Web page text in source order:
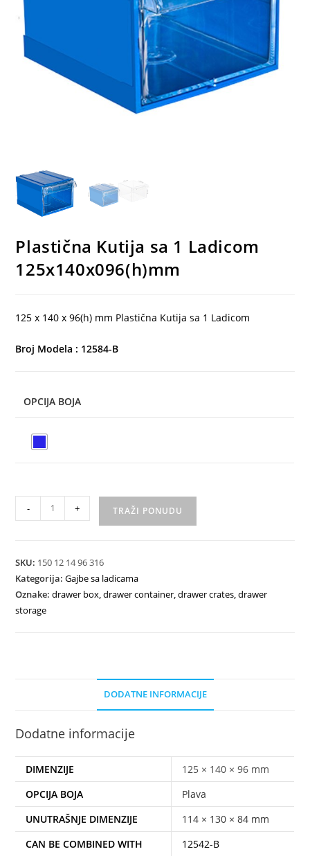
Plastična Kutija sa 1 Ladicom
125x140x096(h)mm
125 x 140 x 96(h) mm Plastična Kutija sa 1 Ladicom
Broj Modela : 12584-B
OPCIJA BOJA
- + TRAŽI PONUDU
SKU: 150 12 14 96 316
Kategorija:Gajbe sa ladicama
Oznake:drawer box,drawer container,drawer crates,drawer
storage
DODATNE INFORMACIJE
Dodatne informacije
DIMENZIJE
125 × 140 × 96 mm
OPCIJA BOJA
Plava
UNUTRAŠNJE DIMENZIJE
114 × 130 × 84 mm
CAN BE COMBINED WITH
12542-B